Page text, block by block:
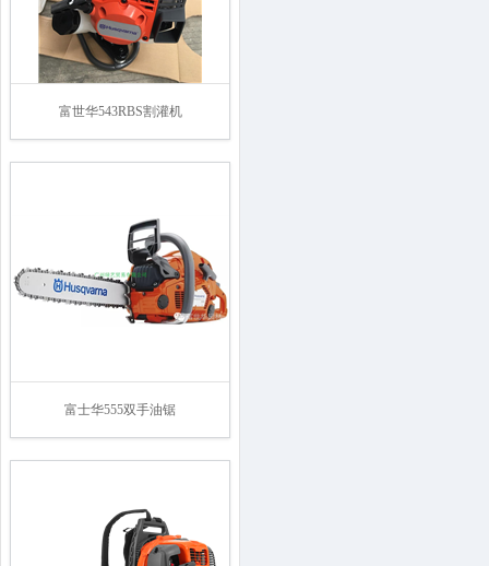
富世华543RBS割灌机
富士华555双手油锯